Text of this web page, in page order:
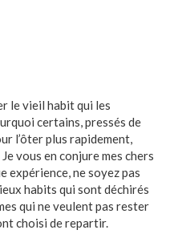
le vieil habit qui les
certains, pressés de
l’ôter plus rapidement,
vous en conjure mes chers
expérience, ne soyez pas
habits qui sont déchirés
qui ne veulent pas rester
choisi de repartir.